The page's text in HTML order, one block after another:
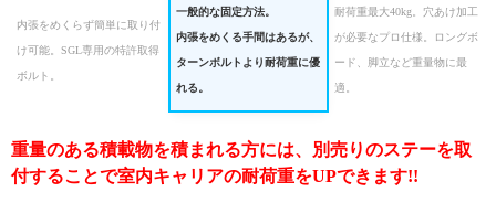
内張をめくらず簡単に取り付
け可能。SGL専用の特許取得
ボルト。
一般的な固定方法。
内張をめくる手間はあるが、
ターンボルトより耐荷重に優
れる。
耐荷重最大40kg。穴あけ加工
が必要なプロ仕様。ロングボ
ード、脚立など重量物に最
適。
重量のある積載物を積まれる方には、別売りのステーを取
付することで室内キャリアの耐荷重をUPできます!!